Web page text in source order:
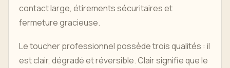
contact large, étirements sécuritaires et
fermeture gracieuse.
Le toucher professionnel possède trois qualités : il
est clair, dégradé et réversible. Clair signifie que le